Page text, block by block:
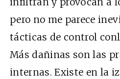
pero no me parece
tácticas de control
Más dañinas son las
internas. Existe en la